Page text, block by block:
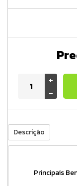
+
-
Descrição
Principais